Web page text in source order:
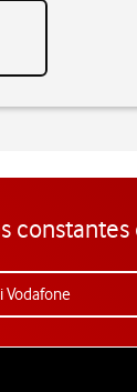
Vodafone